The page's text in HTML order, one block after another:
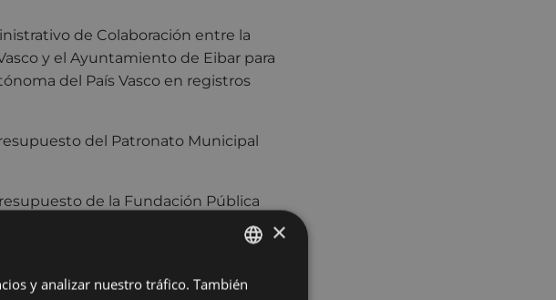
de Colaboración entre la
y el Ayuntamiento de Eibar para
del País Vasco en registros
del Patronato Municipal
de la Fundación Pública
Municipal 2019
BASQUE
×
y analizar nuestro tráfico. También